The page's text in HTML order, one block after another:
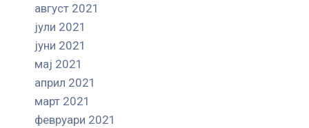
август 2021
јули 2021
јуни 2021
мај 2021
април 2021
март 2021
февруари 2021